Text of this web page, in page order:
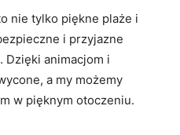
nie tylko piękne ‍plaże i
i⁤ przyjazne
Dzięki animacjom i
a my możemy
w pięknym otoczeniu.